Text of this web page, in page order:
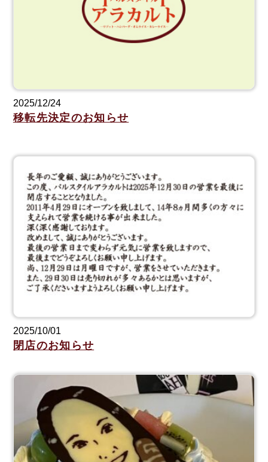
2025/12/24
移転先決定のお知らせ
2025/10/01
閉店のお知らせ